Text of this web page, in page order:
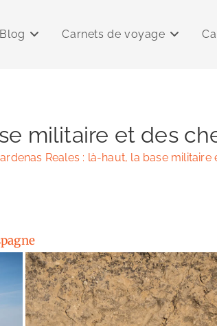
Blog Carnets de voyage
militaire et des
Reales : là-haut, la base militaire